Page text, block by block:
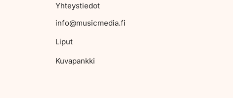
Yhteystiedot
info@musicmedia.fi
Liput
Kuvapankki